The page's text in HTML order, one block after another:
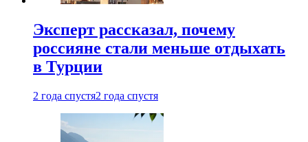
Эксперт рассказал, почему
россияне стали меньше отдыхать
в Турции
2 года спустя2 года спустя